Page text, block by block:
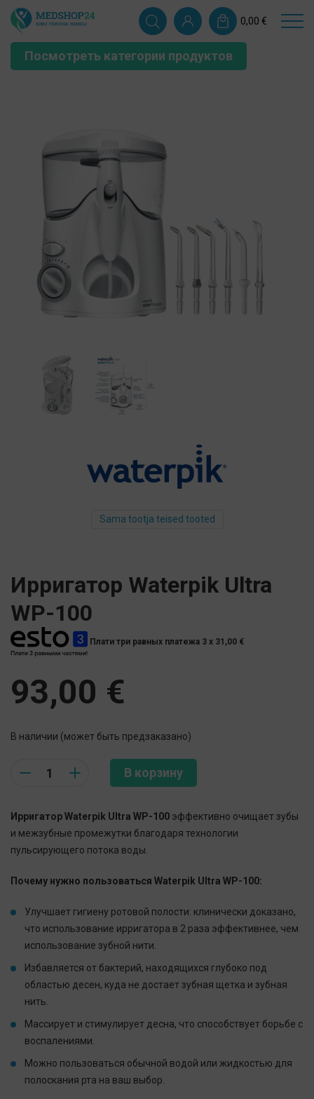
0,00 €
Посмотреть категории продуктов
Sama tootja teised tooted
Ирригатор Waterpik Ultra
WP-100
Плати три равных платежа 3 x 31,00 €
93,00 €
В наличии (может быть предзаказано)
В корзину
Ирригатор Waterpik Ultra WP-100 эффективно очищает зубы
и межзубные промежутки благодаря технологии
пульсирующего потока воды.
Почему нужно пользоваться Waterpik Ultra WP-100:
Улучшает гигиену ротовой полости: клинически доказано,
что использование ирригатора в 2 раза эффективнее, чем
использование зубной нити.
Избавляется от бактерий, находящихся глубоко под
областью десен, куда не достает зубная щетка и зубная
нить.
Массирует и стимулирует десна, что способствует борьбе с
воспалениями.
Можно пользоваться обычной водой или жидкостью для
полоскания рта на ваш выбор.